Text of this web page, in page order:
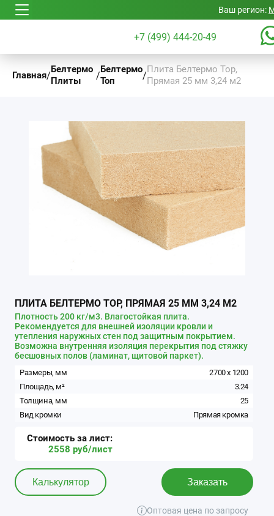
Ваш регион:
+7 (499) 444-20-49
Главная/
Белтермо
Плиты
/
Белтермо
Топ
/
Плита Белтермо Top,
Прямая 25 мм 3,24 м2
ПЛИТА БЕЛТЕРМО TOP, ПРЯМАЯ 25 ММ 3,24 М2
Плотность 200 кг/м3. Влагостойкая плита.
Рекомендуется для внешней изоляции кровли и
утепления наружных стен под защитным покрытием.
Возможна внутренняя изоляция перекрытия под стяжку
бесшовных полов (ламинат, щитовой паркет).
Размеры, мм 2700x 1200
Площадь, м²
3.24
Толщина, мм
25
Вид кромки
Прямая кромка
Стоимость за лист:
2558 руб/лист
Калькулятор Заказать
Оптовая цена по запросу